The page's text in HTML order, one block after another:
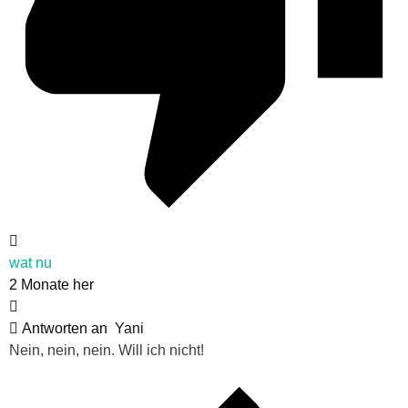
wat nu
2 Monate her
Antworten an Yani
Nein, nein, nein. Will ich nicht!